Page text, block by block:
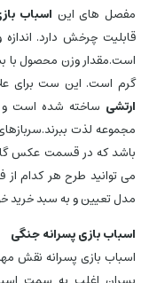
مفصل های این اسباب
گرم است. این ست برای
ارتشی ساخته شده است و
می توانید طرح هر کدام از
مدل تعیین و به سبد خرید
اسباب بازی پسرانه جنگی
اسباب بازی پسرانه نقش